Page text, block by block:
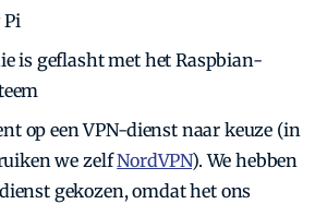
Pi
is geflasht met het Raspbian-
op een VPN-dienst naar keuze (in
we zelfNordVPN). We hebben
gekozen, omdat het ons